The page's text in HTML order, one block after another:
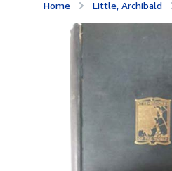
Home Little, Archibald